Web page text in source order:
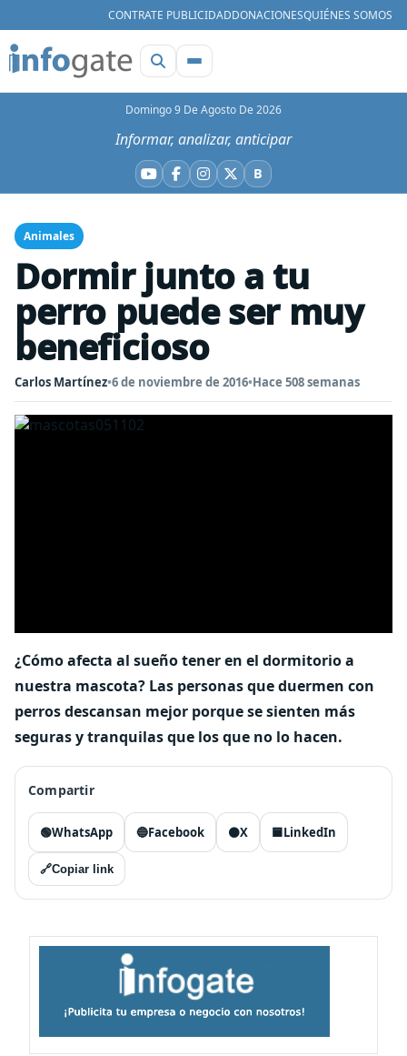
CONTRATE PUBLICIDADDONACIONESQUIÉNES SOMOS
Domingo 9 De Agosto De 2026
Informar, analizar, anticipar
YouTube
Facebook
Instagram
X BBluesky
Animales
Dormir junto a tu
perro puede ser muy
beneficioso
Carlos Martínez•6 de noviembre de 2016•Hace 508 semanas
¿Cómo afecta al sueño tener en el dormitorio a
nuestra mascota? Las personas que duermen con
perros descansan mejor porque se sienten más
seguras y tranquilas que los que no lo hacen.
Compartir
🟢WhatsApp 🔵Facebook ⚫X 🟦LinkedIn
🔗Copiar link